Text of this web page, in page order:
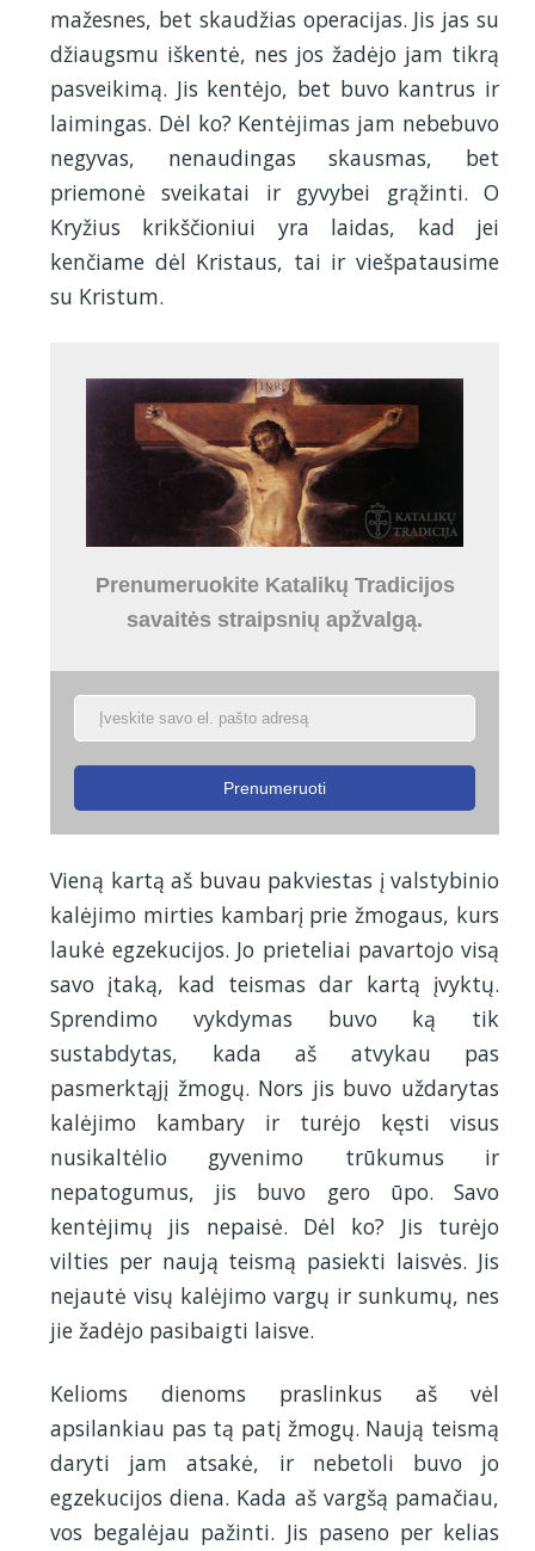
mažesnes, bet skaudžias operacijas. Jis jas su
džiaugsmu iškentė, nes jos žadėjo jam tikrą
pasveikimą. Jis kentėjo, bet buvo kantrus ir
laimingas. Dėl ko? Kentėjimas jam nebebuvo
negyvas, nenaudingas skausmas, bet
priemonė sveikatai ir gyvybei grąžinti. O
Kryžius krikščioniui yra laidas, kad jei
kenčiame dėl Kristaus, tai ir viešpatausime
su Kristum.
Prenumeruokite Katalikų Tradicijos
savaitės straipsnių apžvalgą.
Prenumeruoti
Vieną kartą aš buvau pakviestas į valstybinio
kalėjimo mirties kambarį prie žmogaus, kurs
laukė egzekucijos. Jo prieteliai pavartojo visą
savo įtaką, kad teismas dar kartą įvyktų.
Sprendimo vykdymas buvo ką tik
sustabdytas, kada aš atvykau pas
pasmerktąjį žmogų. Nors jis buvo uždarytas
kalėjimo kambary ir turėjo kęsti visus
nusikaltėlio gyvenimo trūkumus ir
nepatogumus, jis buvo gero ūpo. Savo
kentėjimų jis nepaisė. Dėl ko? Jis turėjo
vilties per naują teismą pasiekti laisvės. Jis
nejautė visų kalėjimo vargų ir sunkumų, nes
jie žadėjo pasibaigti laisve.
Kelioms dienoms praslinkus aš vėl
apsilankiau pas tą patį žmogų. Naują teismą
daryti jam atsakė, ir nebetoli buvo jo
egzekucijos diena. Kada aš vargšą pamačiau,
vos begalėjau pažinti. Jis paseno per kelias